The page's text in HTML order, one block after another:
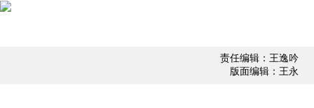
责任编辑：王逸吟
版面编辑：王永